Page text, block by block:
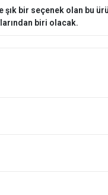
şık bir seçenek olan bu
biri olacak.